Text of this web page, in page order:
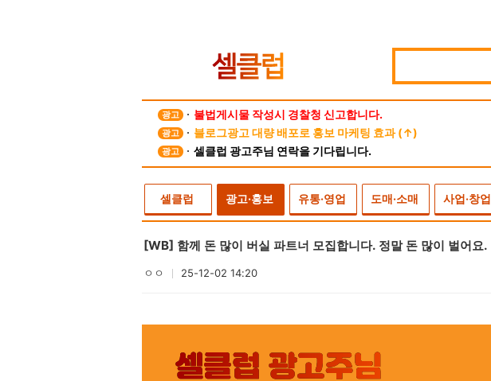
광고 불법게시물 작성시 경찰청 신고합니다.
광고 블로그광고 대량 배포로 홍보 마케팅 효과 (↑)
광고 셀클럽 광고주님 연락을 기다립니다.
셀클럽 광고·홍보 유통·영업 도매·소매 사업·창업
[WB] 함께 돈 많이 버실 파트너 모집합니다. 정말 돈 많이 벌어요.
ㅇㅇ 25-12-02 14:20